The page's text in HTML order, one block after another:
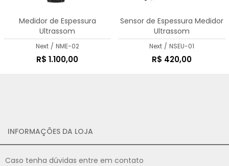
Medidor de Espessura
Ultrassom
Next / NME-02
R$ 1.100,00
Sensor de Espessura Medidor
Ultrassom
Next / NSEU-01
R$ 420,00
INFORMAÇÕES DA LOJA
Caso tenha dúvidas entre em contato